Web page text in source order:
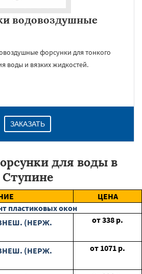
водовоздушные
форсунки для тонкого
воды и вязких жидкостей.
ЗАКАЗАТЬ
для воды в
Ступине
ЦЕНА
пластиковых окон
(НЕРЖ.
от338 р.
(НЕРЖ.
от 1071 р.